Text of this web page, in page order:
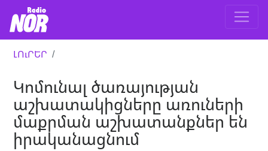
ԼՈւՐԵՐ
Կոմունալ ծառայության
աշխատակիցները առուների
մաքրման աշխատանքներ են
իրականացնում